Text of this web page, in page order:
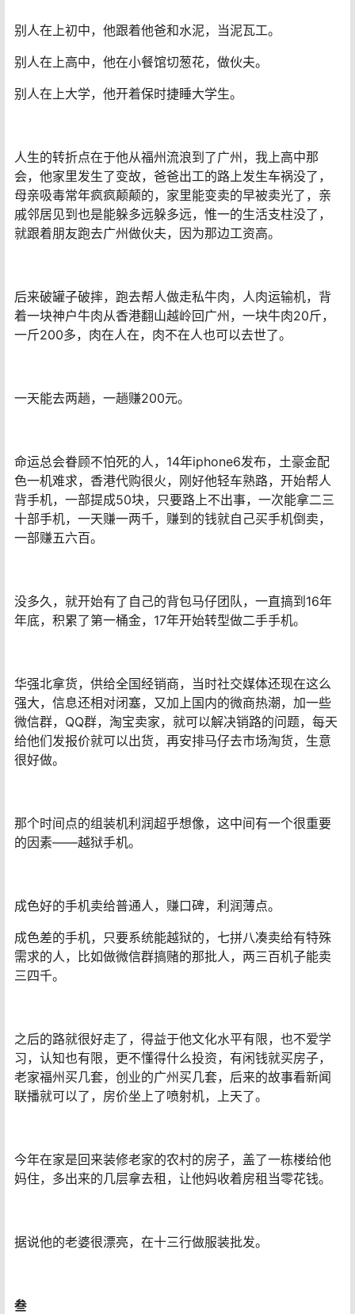
别人在上初中，他跟着他爸和水泥，当泥瓦工。
别人在上高中，他在小餐馆切葱花，做伙夫。
别人在上大学，他开着保时捷睡大学生。
人生的转折点在于他从福州流浪到了广州，我上高中那
会，他家里发生了变故，爸爸出工的路上发生车祸没了，
母亲吸毒常年疯疯颠颠的，家里能变卖的早被卖光了，亲
戚邻居见到也是能躲多远躲多远，惟一的生活支柱没了，
就跟着朋友跑去广州做伙夫，因为那边工资高。
后来破罐子破摔，跑去帮人做走私牛肉，人肉运输机，背
着一块神户牛肉从香港翻山越岭回广州，一块牛肉20斤，
一斤200多，肉在人在，肉不在人也可以去世了。
一天能去两趟，一趟赚200元。
命运总会眷顾不怕死的人，14年iphone6发布，土豪金配
色一机难求，香港代购很火，刚好他轻车熟路，开始帮人
背手机，一部提成50块，只要路上不出事，一次能拿二三
十部手机，一天赚一两千，赚到的钱就自己买手机倒卖，
一部赚五六百。
没多久，就开始有了自己的背包马仔团队，一直搞到16年
年底，积累了第一桶金，17年开始转型做二手手机。
华强北拿货，供给全国经销商，当时社交媒体还现在这么
强大，信息还相对闭塞，又加上国内的微商热潮，加一些
微信群，QQ群，淘宝卖家，就可以解决销路的问题，每天
给他们发报价就可以出货，再安排马仔去市场淘货，生意
很好做。
那个时间点的组装机利润超乎想像，这中间有一个很重要
的因素——越狱手机。
成色好的手机卖给普通人，赚口碑，利润薄点。
成色差的手机，只要系统能越狱的，七拼八凑卖给有特殊
需求的人，比如做微信群搞赌的那批人，两三百机子能卖
三四千。
之后的路就很好走了，得益于他文化水平有限，也不爱学
习，认知也有限，更不懂得什么投资，有闲钱就买房子，
老家福州买几套，创业的广州买几套，后来的故事看新闻
联播就可以了，房价坐上了喷射机，上天了。
今年在家是回来装修老家的农村的房子，盖了一栋楼给他
妈住，多出来的几层拿去租，让他妈收着房租当零花钱。
据说他的老婆很漂亮，在十三行做服装批发。
叁